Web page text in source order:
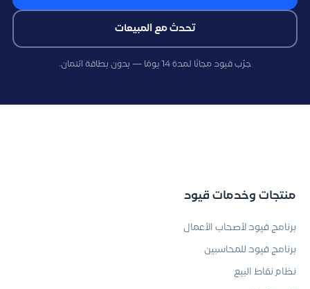
تحدث مع المبيعات
جرّب قيود مجانًا لمدة 14 يومًا — بدون بطاقة ائتمان.
منتجات وخدمات قيود
برنامج قيود لأصحاب الأعمال
برنامج قيود للمحاسبين
نظام نقاط البيع